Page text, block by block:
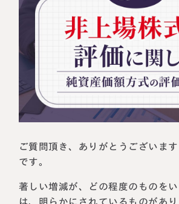
相続に備えたい方へ
生前対策相談について
相続税試算について
料金表
お客様の声
ご質問頂き、ありがとうございま
です。
著しい増減が、どの程度のものを
は、明らかにされているものがあり